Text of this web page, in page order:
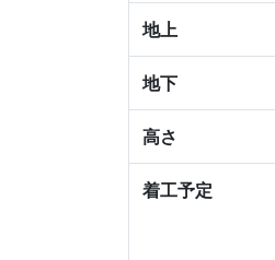
地上
地下
高さ
着工予定